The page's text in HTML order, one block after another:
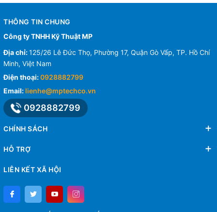
THÔNG TIN CHUNG
Công ty TNHH Kỹ Thuật MP
Địa chỉ:125/26 Lê Đức Thọ, Phường 17, Quận Gò Vấp, TP. Hồ Chí
Minh, Việt Nam
Điện thoại:0928882799
Email: lienhe@mptechco.vn
0928882799
CHÍNH SÁCH
HỖ TRỢ
LIÊN KẾT XÃ HỘI